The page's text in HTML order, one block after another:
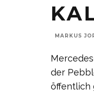
MARKUS
der
öffentlich